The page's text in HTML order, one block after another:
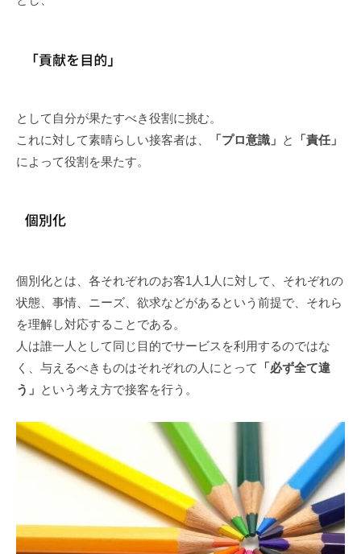
として自分が果たすべき役割に挑む。
これに対して素晴らしい接客者は、
「プロ意識」 と
「責任」
によって役割を果たす。
個別化とは、各それぞれのお客1人1人に対して、それぞれの
状態、事情、ニーズ、欲求などがあるという前提で、それら
を理解し対応することである。
人は誰一人として同じ目的でサービスを利用するのではな
く、与えるべきものはそれぞれの人にとって
「必ず全て違
う」 という考え方で接客を行う。